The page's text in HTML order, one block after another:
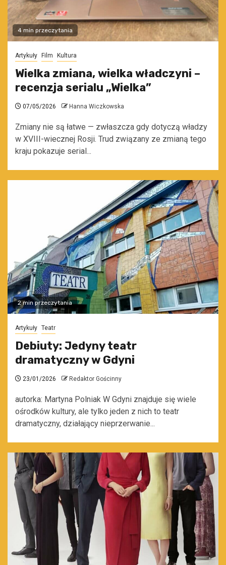
4 min przeczytania
Artykuły Film Kultura
Wielka zmiana, wielka władczyni –
recenzja serialu „Wielka”
07/05/2026 Hanna Wiczkowska
Zmiany nie są łatwe — zwłaszcza gdy dotyczą władzy
w XVIII-wiecznej Rosji. Trud związany ze zmianą tego
kraju pokazuje serial...
2 min przeczytania
Artykuły Teatr
Debiuty: Jedyny teatr
dramatyczny w Gdyni
23/01/2026 Redaktor Gościnny
autorka: Martyna Polniak W Gdyni znajduje się wiele
ośrodków kultury, ale tylko jeden z nich to teatr
dramatyczny, działający nieprzerwanie...